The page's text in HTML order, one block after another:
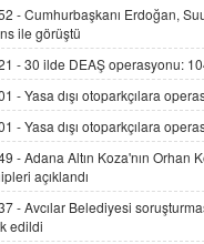
AV. DOĞAN CAN
Kişisel verilerin
hukukun gelişimi
15.09.2025 16:17
SEHER EREK
Kış Ayları Geldi,
Alınmalı?
-Cumhurbaşkanı Erdoğan,
ile görüştü
-30 ilde DEAŞ operasyonu:
-Yasa dışı otoparkçılara
-Yasa dışı otoparkçılara
-Adana Altın Koza'nın Orhan
açıklandı
-Avcılar Belediyesi
edildi